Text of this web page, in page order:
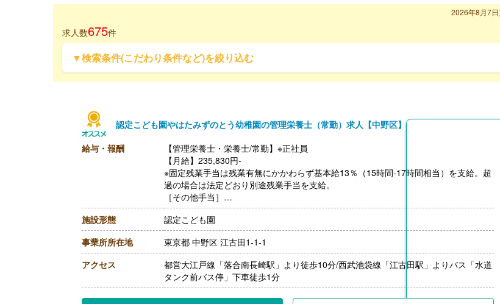
2026年8月7
求人数675件
▼検索条件(こだわり条件など)を絞り込む
認定こども園やはたみずのとう幼稚園の管理栄養士（常勤）求人【中野区】
給与・報酬
【管理栄養士・栄養士/常勤】※正社員
【月給】235,830円-
※固定残業手当は残業有無にかかわらず基本給13％（15時間-17時間相当）を支給。超
過の場合は法定どおり別途残業手当を支給。
［その他手当］
・処遇手当 5,000円‐40,000円
※今までの研修等で処遇改善の要件を満たした場合のみ支給あり（初年度でも研修受講
状況次第で支給）
【賞与】年2回（計4.00ヶ月分）※初年度は3.50ヶ月分
【通勤手当】あり（全額支給）
【昇給】年1回（1月あたり3,000円-）※前年度実績
【退職金】あり※勤続1年以上
施設形態
認定こども園
事業所所在地
東京都 中野区 江古田1-1-1
アクセス
都営大江戸線「落合南長崎駅」より徒歩10分/西武池袋線「江古田駅」よりバス「水道
タンク前バス停」下車徒歩1分